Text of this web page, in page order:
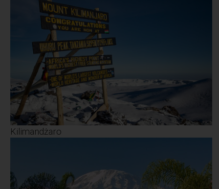
Kilimandżaro